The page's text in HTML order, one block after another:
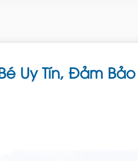
Uy Tín, Đảm